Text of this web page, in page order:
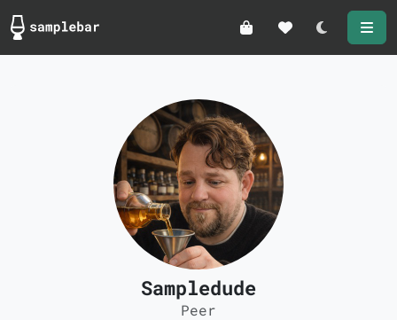
Darkmode
Sampledude
Peer